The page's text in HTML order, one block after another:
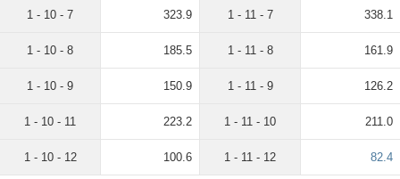
1 - 10 - 7 323.9
1 - 10 - 8 185.5
1 - 10 - 9 150.9
1 - 10 - 11 223.2
1 - 10 - 12 100.6
1 - 11 - 7 338.1
1 - 11 - 8 161.9
1 - 11 - 9 126.2
1 - 11 - 10 211.0
1 - 11 - 12 82.4